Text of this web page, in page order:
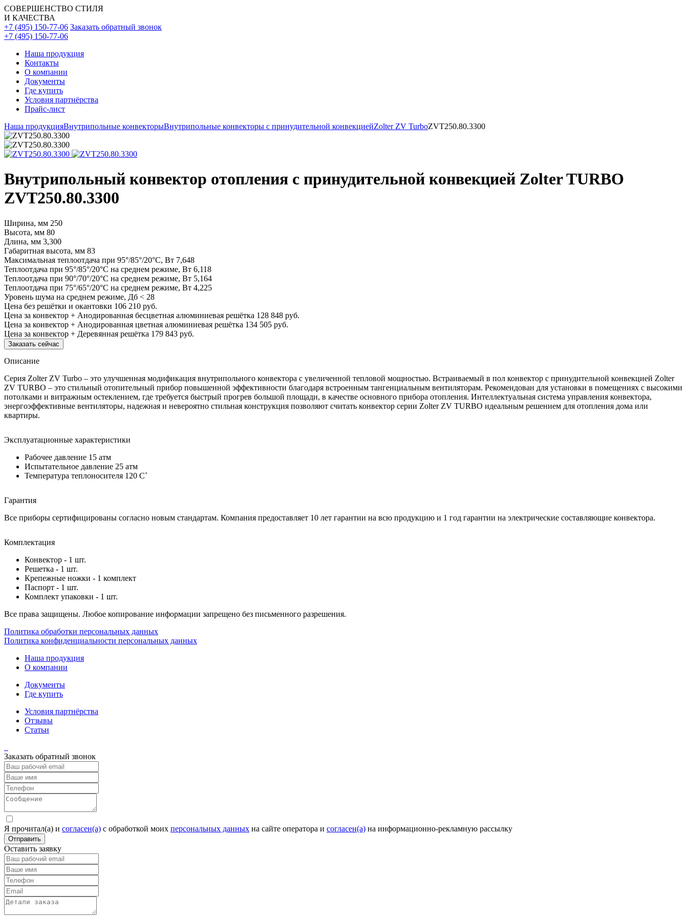
СОВЕРШЕНСТВО СТИЛЯ
И КАЧЕСТВА
+7 (495) 150-77-06 Заказать обратный звонок
+7 (495) 150-77-06
Наша продукция
Контакты
О компании
Документы
Где купить
Условия партнёрства
Прайс-лист
Наша продукцияВнутрипольные конвекторыВнутрипольные конвекторы с принудительной конвекциейZolter ZV TurboZVT250.80.3300
Внутрипольный конвектор отопления с принудительной конвекцией Zolter TURBO
ZVT250.80.3300
Ширина, мм 250
Высота, мм 80
Длина, мм 3,300
Габаритная высота, мм 83
Максимальная теплоотдача при 95°/85°/20°С, Вт 7,648
Теплоотдача при 95°/85°/20°С на среднем режиме, Вт 6,118
Теплоотдача при 90°/70°/20°С на среднем режиме, Вт 5,164
Теплоотдача при 75°/65°/20°С на среднем режиме, Вт 4,225
Уровень шума на среднем режиме, Дб < 28
Цена без решётки и окантовки 106 210 руб.
Цена за конвектор + Анодированная бесцветная алюминиевая решётка 128 848 руб.
Цена за конвектор + Анодированная цветная алюминиевая решётка 134 505 руб.
Цена за конвектор + Деревянная решётка 179 843 руб.
Заказать сейчас
Описание
Серия Zolter ZV Turbo – это улучшенная модификация внутрипольного конвектора с увеличенной тепловой мощностью. Встраиваемый в пол конвектор с принудительной конвекцией Zolter
ZV TURBO – это стильный отопительный прибор повышенной эффективности благодаря встроенным тангенциальным вентиляторам. Рекомендован для установки в помещениях с высокими
потолками и витражным остеклением, где требуется быстрый прогрев большой площади, в качестве основного прибора отопления. Интеллектуальная система управления конвектора,
энергоэффективные вентиляторы, надежная и невероятно стильная конструкция позволяют считать конвектор серии Zolter ZV TURBO идеальным решением для отопления дома или
квартиры.
Эксплуатационные характеристики
Рабочее давление 15 атм
Испытательное давление 25 атм
Температура теплоносителя 120 C˚
Гарантия
Все приборы сертифицированы согласно новым стандартам. Компания предоставляет 10 лет гарантии на всю продукцию и 1 год гарантии на электрические составляющие конвектора.
Комплектация
Конвектор - 1 шт.
Решетка - 1 шт.
Крепежные ножки - 1 комплект
Паспорт - 1 шт.
Комплект упаковки - 1 шт.
Все права защищены. Любое копирование информации запрещено без письменного разрешения.
Политика обработки персональных данных
Политика конфиденциальности персональных данных
Наша продукция
О компании
Документы
Где купить
Условия партнёрства
Отзывы
Статьи
Заказать обратный звонок
Я прочитал(а) и согласен(а) c обработкой моих персональных данных на сайте оператора и согласен(а) на информационно-рекламную рассылку
Отправить
Оставить заявку